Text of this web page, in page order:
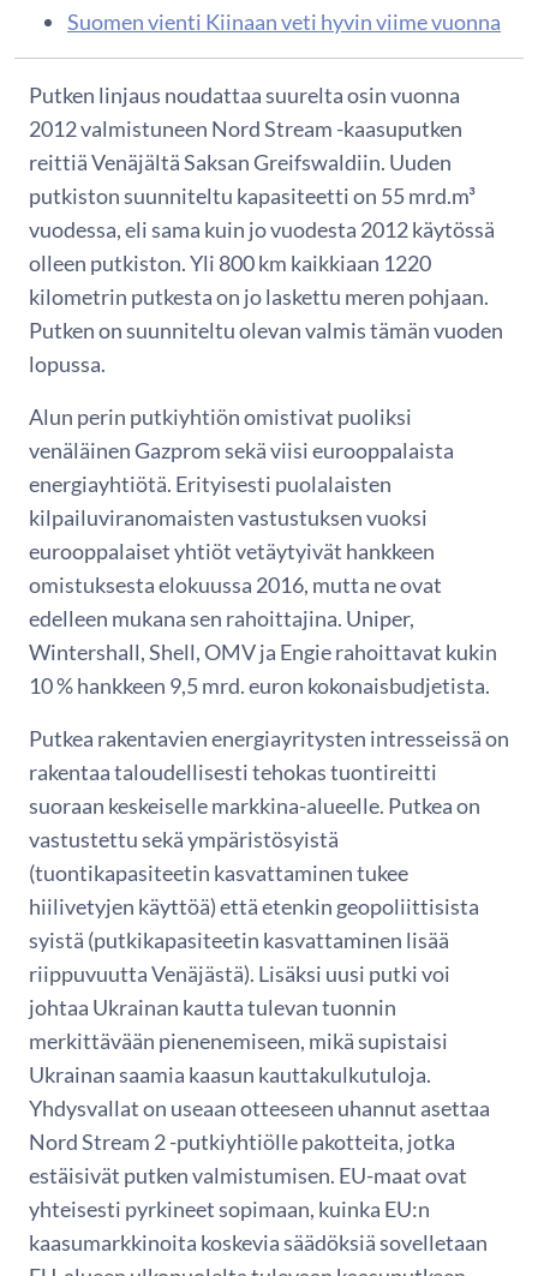
Suomen vienti Kiinaan veti hyvin viime vuonna
Putken linjaus noudattaa suurelta osin vuonna
2012 valmistuneen Nord Stream -kaasuputken
reittiä Venäjältä Saksan Greifswaldiin. Uuden
putkiston suunniteltu kapasiteetti on 55 mrd.m³
vuodessa, eli sama kuin jo vuodesta 2012 käytössä
olleen putkiston. Yli 800 km kaikkiaan 1220
kilometrin putkesta on jo laskettu meren pohjaan.
Putken on suunniteltu olevan valmis tämän vuoden
lopussa.
Alun perin putkiyhtiön omistivat puoliksi
venäläinen Gazprom sekä viisi eurooppalaista
energiayhtiötä. Erityisesti puolalaisten
kilpailuviranomaisten vastustuksen vuoksi
eurooppalaiset yhtiöt vetäytyivät hankkeen
omistuksesta elokuussa 2016, mutta ne ovat
edelleen mukana sen rahoittajina. Uniper,
Wintershall, Shell, OMV ja Engie rahoittavat kukin
10 % hankkeen 9,5 mrd. euron kokonaisbudjetista.
Putkea rakentavien energiayritysten intresseissä on
rakentaa taloudellisesti tehokas tuontireitti
suoraan keskeiselle markkina-alueelle. Putkea on
vastustettu sekä ympäristösyistä
(tuontikapasiteetin kasvattaminen tukee
hiilivetyjen käyttöä) että etenkin geopoliittisista
syistä (putkikapasiteetin kasvattaminen lisää
riippuvuutta Venäjästä). Lisäksi uusi putki voi
johtaa Ukrainan kautta tulevan tuonnin
merkittävään pienenemiseen, mikä supistaisi
Ukrainan saamia kaasun kauttakulkutuloja.
Yhdysvallat on useaan otteeseen uhannut asettaa
Nord Stream 2 -putkiyhtiölle pakotteita, jotka
estäisivät putken valmistumisen. EU-maat ovat
yhteisesti pyrkineet sopimaan, kuinka EU:n
kaasumarkkinoita koskevia säädöksiä sovelletaan